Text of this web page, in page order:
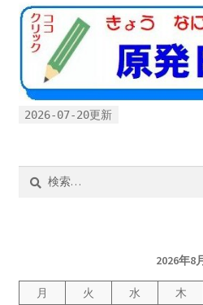
2018.3.11 第７回原発ゼロへ
さき集会
2019.3.10 第8回 原発ゼロ
さき 集会
さき集会
2023.10.8 原発ゼロへのカ
2026-07-20更新
2026年8
月 火 水 木